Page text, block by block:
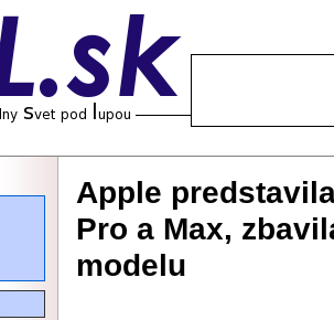
Apple
Pro a Max,
modelu